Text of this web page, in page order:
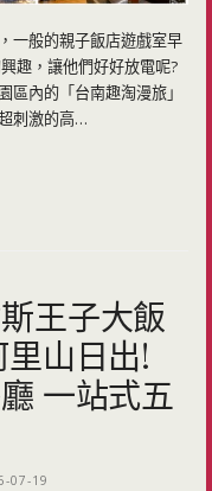
一般的親子飯店遊戲室早
趣，讓他們好好放電呢?
內的「台南趣淘漫旅」
刺激的高…
王子大飯
山日出!
一站式五
07-19